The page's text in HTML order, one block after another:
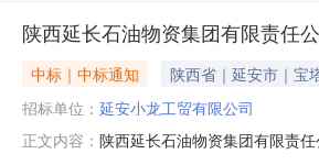
陕西延长石油物资集团有限责任
中标｜中标通知
陕西省｜延安市｜宝
招标单位： 延安小龙工贸有限公司
正文内容： 陕西延长石油物资集团有限责